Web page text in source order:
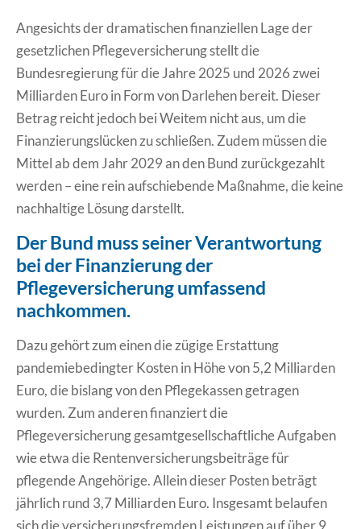
Angesichts der dramatischen finanziellen Lage der
gesetzlichen Pflegeversicherung stellt die
Bundesregierung für die Jahre 2025 und 2026 zwei
Milliarden Euro in Form von Darlehen bereit. Dieser
Betrag reicht jedoch bei Weitem nicht aus, um die
Finanzierungslücken zu schließen. Zudem müssen die
Mittel ab dem Jahr 2029 an den Bund zurückgezahlt
werden – eine rein aufschiebende Maßnahme, die keine
nachhaltige Lösung darstellt.
Der Bund muss seiner Verantwortung
bei der Finanzierung der
Pflegeversicherung umfassend
nachkommen.
Dazu gehört zum einen die zügige Erstattung
pandemiebedingter Kosten in Höhe von 5,2 Milliarden
Euro, die bislang von den Pflegekassen getragen
wurden. Zum anderen finanziert die
Pflegeversicherung gesamtgesellschaftliche Aufgaben
wie etwa die Rentenversicherungsbeiträge für
pflegende Angehörige. Allein dieser Posten beträgt
jährlich rund 3,7 Milliarden Euro. Insgesamt belaufen
sich die versicherungsfremden Leistungen auf über 9